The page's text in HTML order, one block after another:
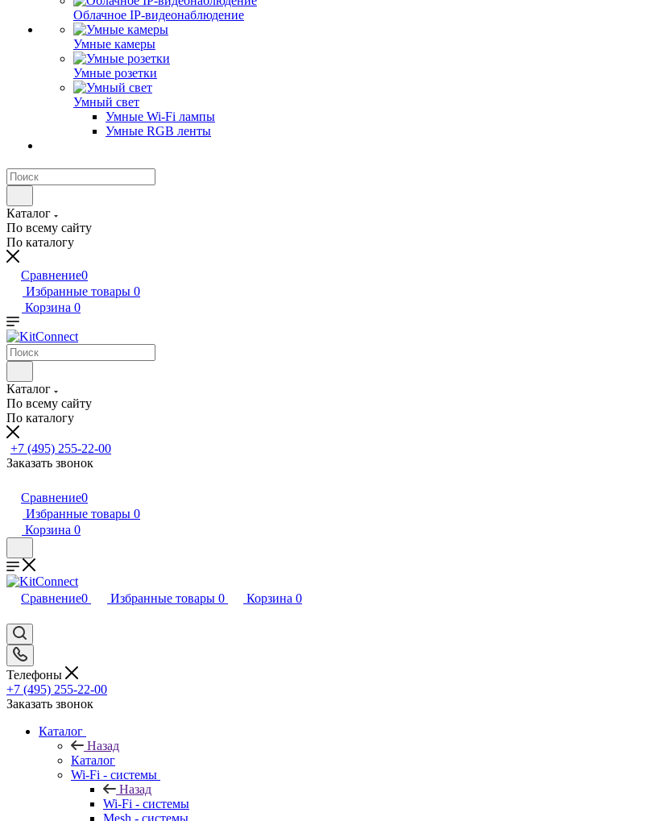
Облачное IP-видеонаблюдение
Умные камеры
Умные розетки
Умный свет
Умные Wi-Fi лампы
Умные RGB ленты
Каталог
По всему сайту
По каталогу
Сравнение0
Избранные товары 0
Корзина 0
Каталог
По всему сайту
По каталогу
+7 (495) 255-22-00
Заказать звонок
Сравнение0
Избранные товары 0
Корзина 0
Сравнение0 Избранные товары 0 Корзина 0
Телефоны
+7 (495) 255-22-00
Заказать звонок
Каталог
Назад
Каталог
Wi-Fi - системы
Назад
Wi-Fi - системы
Mesh - системы